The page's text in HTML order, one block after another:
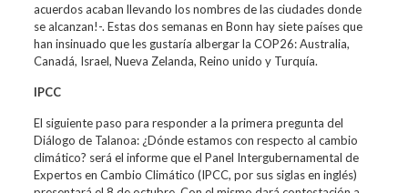
acuerdos acaban llevando los nombres de las ciudades donde
se alcanzan!-. Estas dos semanas en Bonn hay siete países que
han insinuado que les gustaría albergar la COP26: Australia,
Canadá, Israel, Nueva Zelanda, Reino unido y Turquía.
IPCC
El siguiente paso para responder a la primera pregunta del
Diálogo de Talanoa: ¿Dónde estamos con respecto al cambio
climático? será el informe que el Panel Intergubernamental de
Expertos en Cambio Climático (IPCC, por sus siglas en inglés)